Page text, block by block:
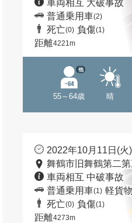
車両相互 大破事故
普通乗用車(2)
死亡(0) 負傷(1)
距離4221m
55～64歳
他
晴
2022年10月11日(火
舞鶴市旧舞鶴第二
車両相互 中破事故
普通乗用車(1) 軽貨
死亡(0) 負傷(1)
距離4273m